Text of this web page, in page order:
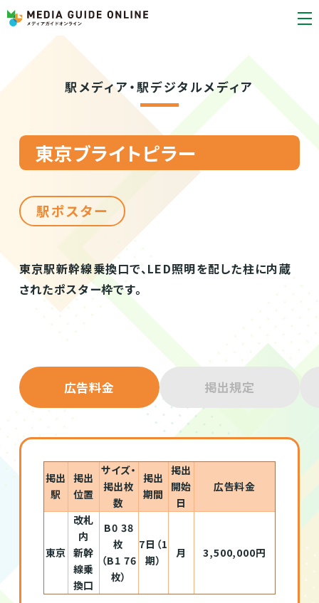
駅メディア・駅デジタルメディア
東京ブライトピラー
駅ポスター
東京駅新幹線乗換口で、LED照明を配した柱に内蔵
されたポスター枠です。
広告料金 掲出規定
掲出
駅
掲出
位置
サイズ・
掲出枚
数
掲出
期間
掲出
開始
日
広告料金
東京
改札
内
新幹
線乗
換口
B0 38
枚
（B1 76
枚）
7日（1
期）
月 3,500,000円